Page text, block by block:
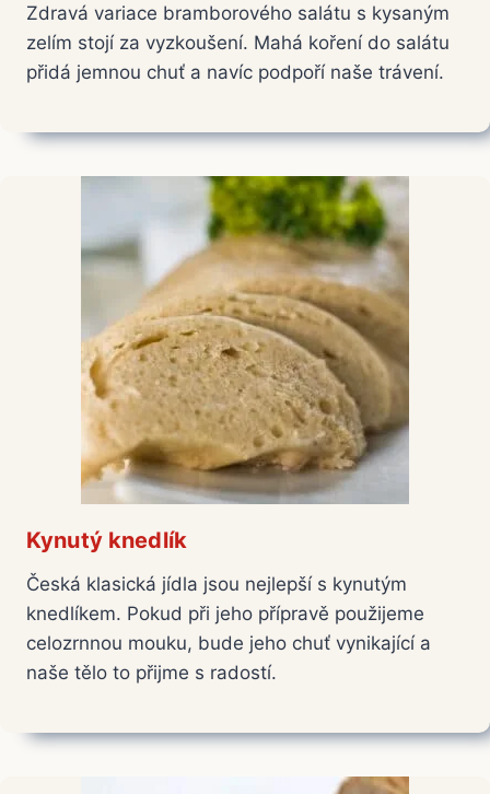
Zdravá variace bramborového salátu s kysaným
zelím stojí za vyzkoušení. Mahá koření do salátu
přidá jemnou chuť a navíc podpoří naše trávení.
Kynutý knedlík
Česká klasická jídla jsou nejlepší s kynutým
knedlíkem. Pokud při jeho přípravě použijeme
celozrnnou mouku, bude jeho chuť vynikající a
naše tělo to přijme s radostí.